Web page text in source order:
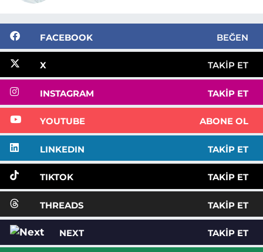
FACEBOOK BEĞEN
X TAKIP ET
INSTAGRAM TAKIP ET
YOUTUBE ABONE OL
LINKEDIN TAKIP ET
TIKTOK TAKIP ET
THREADS TAKIP ET
NEXT TAKIP ET